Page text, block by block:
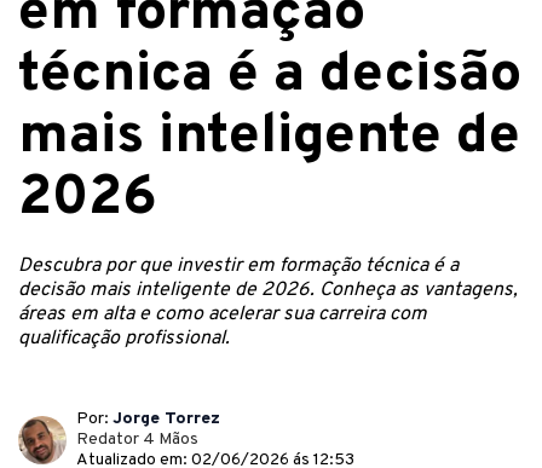
técnica é a decisão
mais inteligente de
2026
Descubra por que investir em formação técnica é a
decisão mais inteligente de 2026. Conheça as vantagens,
áreas em alta e como acelerar sua carreira com
qualificação profissional.
Por: Jorge Torrez
Redator 4 Mãos
Atualizado em: 02/06/2026 ás 12:53